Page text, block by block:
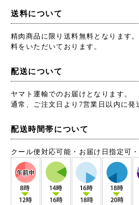
送料について
精肉商品に限り送料無料となります
料をいただいております。
配送について
ヤマト運輸でのお届けとなります。
通常、ご注文日より7営業日以内に発
配送時間帯について
クール便対応可能・お届け日指定可